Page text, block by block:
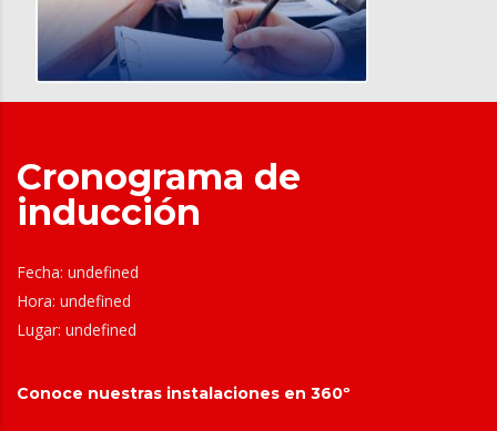
Cronograma de
inducción
Fecha: undefined
Hora: undefined
Lugar: undefined
Conoce nuestras instalaciones en 360º